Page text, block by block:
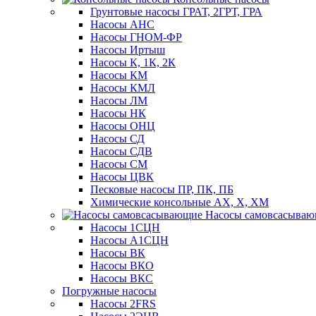
Грунтовые насосы ГРАТ, 2ГРТ, ГРА
Насосы АНС
Насосы ГНОМ-ФР
Насосы Иртыш
Насосы К, 1К, 2К
Насосы КМ
Насосы КМЛ
Насосы ЛМ
Насосы НК
Насосы ОНЦ
Насосы СД
Насосы СДВ
Насосы СМ
Насосы ЦВК
Песковые насосы ПР, ПК, ПБ
Химические консольные АХ, Х, ХМ
Насосы
Насосы 1СЦН
Насосы А1СЦН
Насосы ВК
Насосы ВКО
Насосы ВКС
Погружные насосы
Насосы 2FRS